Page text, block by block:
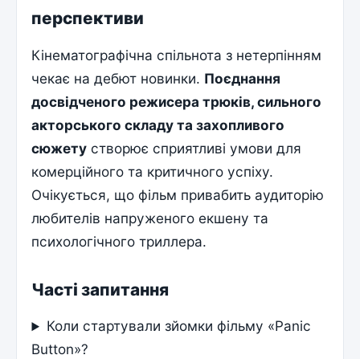
перспективи
Кінематографічна спільнота з нетерпінням
чекає на дебют новинки. Поєднання
досвідченого режисера трюків, сильного
акторського складу та захопливого
сюжету створює сприятливі умови для
комерційного та критичного успіху.
Очікується, що фільм привабить аудиторію
любителів напруженого екшену та
психологічного триллера.
Часті запитання
Коли стартували зйомки фільму «Panic
Button»?